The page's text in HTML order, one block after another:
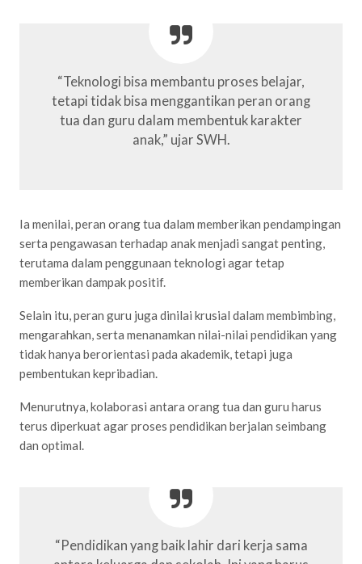
“Teknologi bisa membantu proses belajar,
tetapi tidak bisa menggantikan peran orang
tua dan guru dalam membentuk karakter
anak,” ujar SWH.
Ia menilai, peran orang tua dalam memberikan pendampingan
serta pengawasan terhadap anak menjadi sangat penting,
terutama dalam penggunaan teknologi agar tetap
memberikan dampak positif.
Selain itu, peran guru juga dinilai krusial dalam membimbing,
mengarahkan, serta menanamkan nilai-nilai pendidikan yang
tidak hanya berorientasi pada akademik, tetapi juga
pembentukan kepribadian.
Menurutnya, kolaborasi antara orang tua dan guru harus
terus diperkuat agar proses pendidikan berjalan seimbang
dan optimal.
“Pendidikan yang baik lahir dari kerja sama